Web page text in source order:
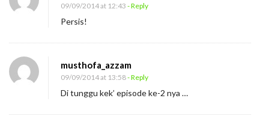
09/09/2014 at 12:43 - Reply
Persis!
musthofa_azzam
09/09/2014 at 13:58- Reply
Di tunggu kek’ episode ke-2 nya …